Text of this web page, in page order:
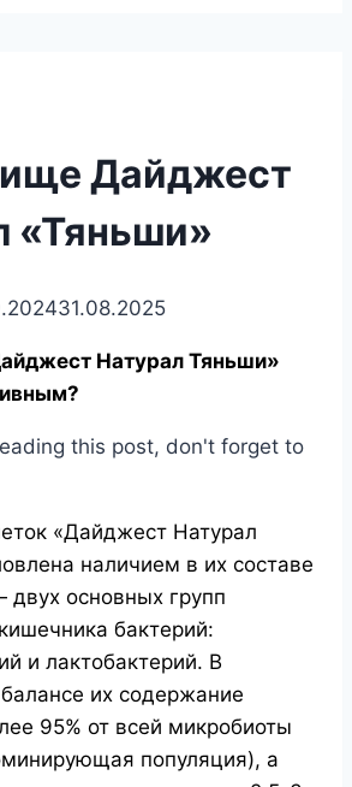
Дайджест
«Тяньши»
31.08.2025
Натурал Тяньши»
this post, don't forget to
«Дайджест Натурал
наличием в их составе
двух основных групп
бактерий:
и лактобактерий. В
их содержание
95% от всей микробиоты
популяция), а